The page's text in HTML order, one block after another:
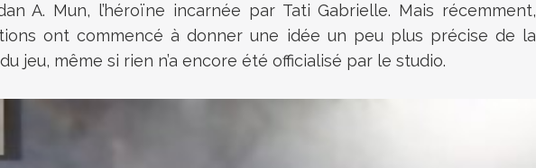
A. Mun, l’héroïne incarnée par Tati Gabrielle. Mais récemment,
ont commencé à donner une idée un peu plus précise de la
jeu, même si rien n’a encore été officialisé par le studio.